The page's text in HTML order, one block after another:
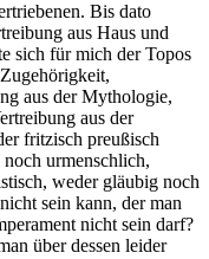
Bis dato
aus Haus und
sich für mich der Topos
aus der Mythologie,
aus der
fritzisch preußisch
urmenschlich,
weder gläubig noch
sein kann, der man
nicht sein darf?
über dessen leider